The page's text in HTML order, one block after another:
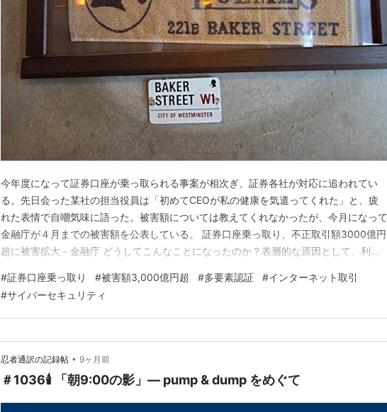
今年度になって証券口座が乗っ取られる事案が相次ぎ、証券各社が対応に追われてい
る。先日会った某社の担当役員は「初めてCEOが私の健康を気遣ってくれた」と、疲
れた表情で自嘲気味に語った。被害額については教えてくれなかったが、今月になって
金融庁が４月までの被害額を公表している。 証券口座乗っ取り、不正取引額3000億円
超に被害拡大－金融庁 どうしてこんなことになったのか？表層的な原因として、利用
それ以前に、インターネット取引における本人認証が「多要素」になっていなかったこ
とが問題として大きい。インターネットバンキングがか…
#証券口座乗っ取り #被害額3,000億円超 #多要素認証 #インターネット取引
#サイバーセキュリティ
忍者通訳の記録帖 • 9ヶ月前
＃1036🕯️ 「朝9:00の影」— pump & dump をめぐて